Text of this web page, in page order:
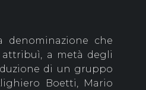
denominazione che
attribuì, a metà degli
di un gruppo
Boetti, Mario